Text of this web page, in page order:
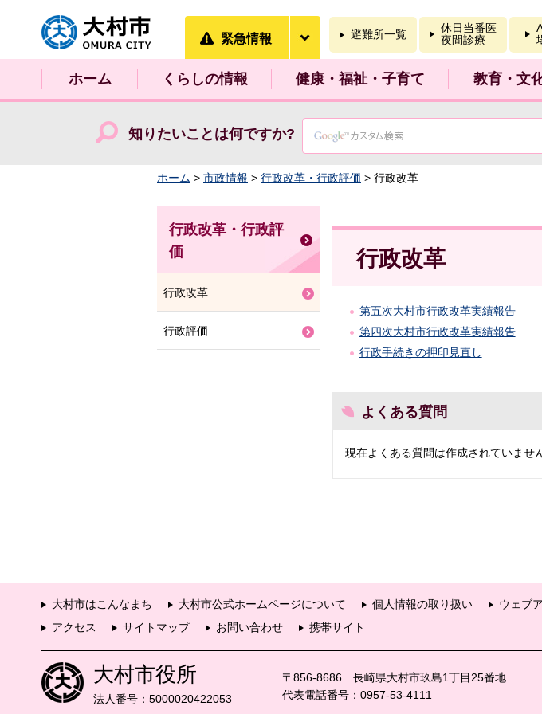
大村市
緊急情報 避難所一覧
休日当番医
夜間診療
ホーム くらしの情報 健康・福祉・子育て 教育・文
知りたいことは何ですか?
ホーム > 市政情報 > 行政改革・行政評価 > 行政改革
行政改革
第五次大村市行政改革実績報告
第四次大村市行政改革実績報告
行政手続きの押印見直し
よくある質問
現在よくある質問は作成されていません
行政改革・行政評
価
行政改革
行政評価
大村市はこんなまち 大村市公式ホームページについて 個人情報の取り扱い ウェブ
アクセス
サイトマップ お問い合わせ 携帯サイト
大村市役所
法人番号：5000020422053
〒856-8686 長崎県大村市玖島1丁目25番地
代表電話番号：0957-53-4111